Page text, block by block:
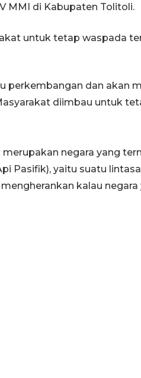
MMI di Kabupaten Tolitoli.
untuk tetap waspada
perkembangan dan akan
diimbau untuk
merupakan negara yang
Pasifik), yaitu suatu
kalau